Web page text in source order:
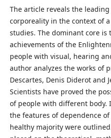
The article reveals the
corporeality in the context of
studies. The dominant core is
achievements of the
people with visual, hearing
author analyzes the works of
Descartes, Denis Diderot and
Scientists have proved the
of people with different body.
the features of dependence
healthy majority were